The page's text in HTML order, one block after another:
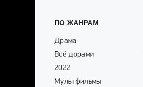
ПО ЖАНРАМ
Драма
Всё дорами
2022
Мультфильмы